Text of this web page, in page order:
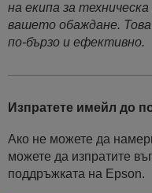
на екипа за
вашето обаждане.
по-бързо и ефективно.
Изпратете имейл до
Ако не можете да
можете да изпратите
поддръжката на Epson.